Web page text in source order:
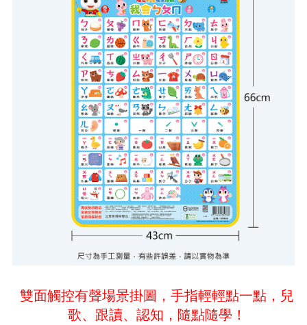
雙面觸控有聲場景掛圖，手指輕輕點一點，兒
歌、跟讀、認知，隨點隨學！